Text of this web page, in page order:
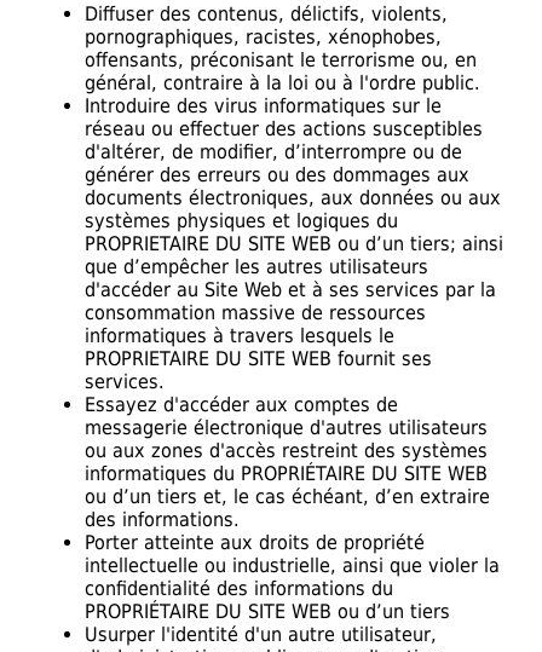
Diffuser des contenus, délictifs, violents,
pornographiques, racistes, xénophobes,
offensants, préconisant le terrorisme ou, en
général, contraire à la loi ou à l'ordre public.
Introduire des virus informatiques sur le
réseau ou effectuer des actions susceptibles
d'altérer, de modifier, d’interrompre ou de
générer des erreurs ou des dommages aux
documents électroniques, aux données ou aux
systèmes physiques et logiques du
PROPRIETAIRE DU SITE WEB ou d’un tiers; ainsi
que d’empêcher les autres utilisateurs
d'accéder au Site Web et à ses services par la
consommation massive de ressources
informatiques à travers lesquels le
PROPRIETAIRE DU SITE WEB fournit ses
services.
Essayez d'accéder aux comptes de
messagerie électronique d'autres utilisateurs
ou aux zones d'accès restreint des systèmes
informatiques du PROPRIÉTAIRE DU SITE WEB
ou d’un tiers et, le cas échéant, d’en extraire
des informations.
Porter atteinte aux droits de propriété
intellectuelle ou industrielle, ainsi que violer la
confidentialité des informations du
PROPRIÉTAIRE DU SITE WEB ou d’un tiers
Usurper l'identité d'un autre utilisateur,